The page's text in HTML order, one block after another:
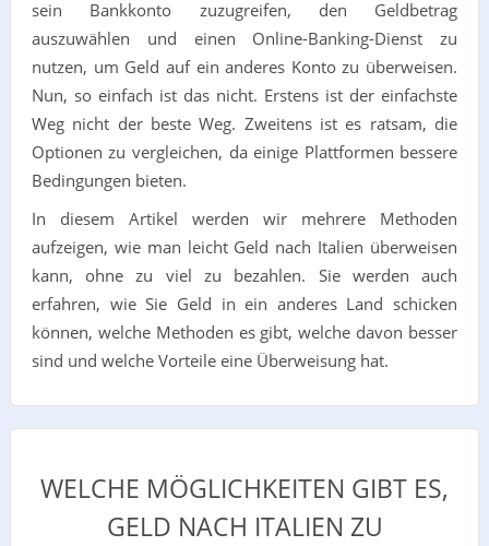
sein Bankkonto zuzugreifen, den Geldbetrag
auszuwählen und einen Online-Banking-Dienst zu
nutzen, um Geld auf ein anderes Konto zu überweisen.
Nun, so einfach ist das nicht. Erstens ist der einfachste
Weg nicht der beste Weg. Zweitens ist es ratsam, die
Optionen zu vergleichen, da einige Plattformen bessere
Bedingungen bieten.
In diesem Artikel werden wir mehrere Methoden
aufzeigen, wie man leicht Geld nach Italien überweisen
kann, ohne zu viel zu bezahlen. Sie werden auch
erfahren, wie Sie Geld in ein anderes Land schicken
können, welche Methoden es gibt, welche davon besser
sind und welche Vorteile eine Überweisung hat.
WELCHE MÖGLICHKEITEN GIBT ES,
GELD NACH ITALIEN ZU